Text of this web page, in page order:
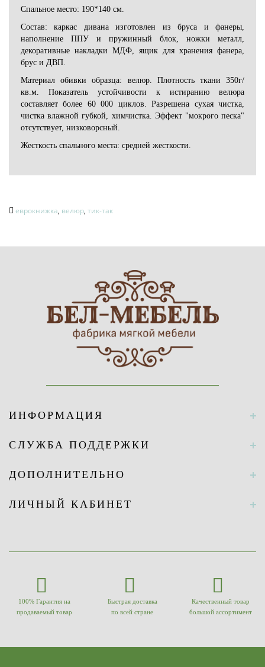
Спальное место: 190*140 см.
Состав: каркас дивана изготовлен из бруса и фанеры,
наполнение ППУ и пружинный блок, ножки металл,
декоративные накладки МДФ, ящик для хранения фанера,
брус и ДВП.
Материал обивки образца: велюр. Плотность ткани 350г/
кв.м. Показатель устойчивости к истиранию велюра
составляет более 60 000 циклов. Разрешена сухая чистка,
чистка влажной губкой, химчистка. Эффект "мокрого песка"
отсутствует, низковорсный.
Жесткость спального места: средней жесткости.
еврокнижка, велюр, тик-так
ИНФОРМАЦИЯ
СЛУЖБА ПОДДЕРЖКИ
ДОПОЛНИТЕЛЬНО
ЛИЧНЫЙ КАБИНЕТ
100% Гарантия на
продаваемый товар
Быстрая доставка
по всей стране
Качественный товар
большой ассортимент